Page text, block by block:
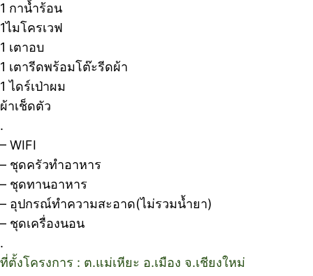
1 กาน้ำร้อน
1ไมโครเวฟ
1 เตาอบ
1 เตารีดพร้อมโต๊ะรีดผ้า
1 ไดร์เป่าผม
ผ้าเช็ดตัว
.
– WIFI
– ชุดครัวทำอาหาร
– ชุดทานอาหาร
– อุปกรณ์ทำความสะอาด(ไม่รวมน้ำยา)
– ชุดเครื่องนอน
.
ที่ตั้งโครงการ : ต.แม่เหียะ อ.เมือง จ.เชียงใหม่